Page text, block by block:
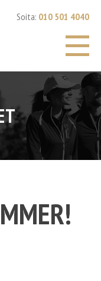
Soita: 010 501 4040